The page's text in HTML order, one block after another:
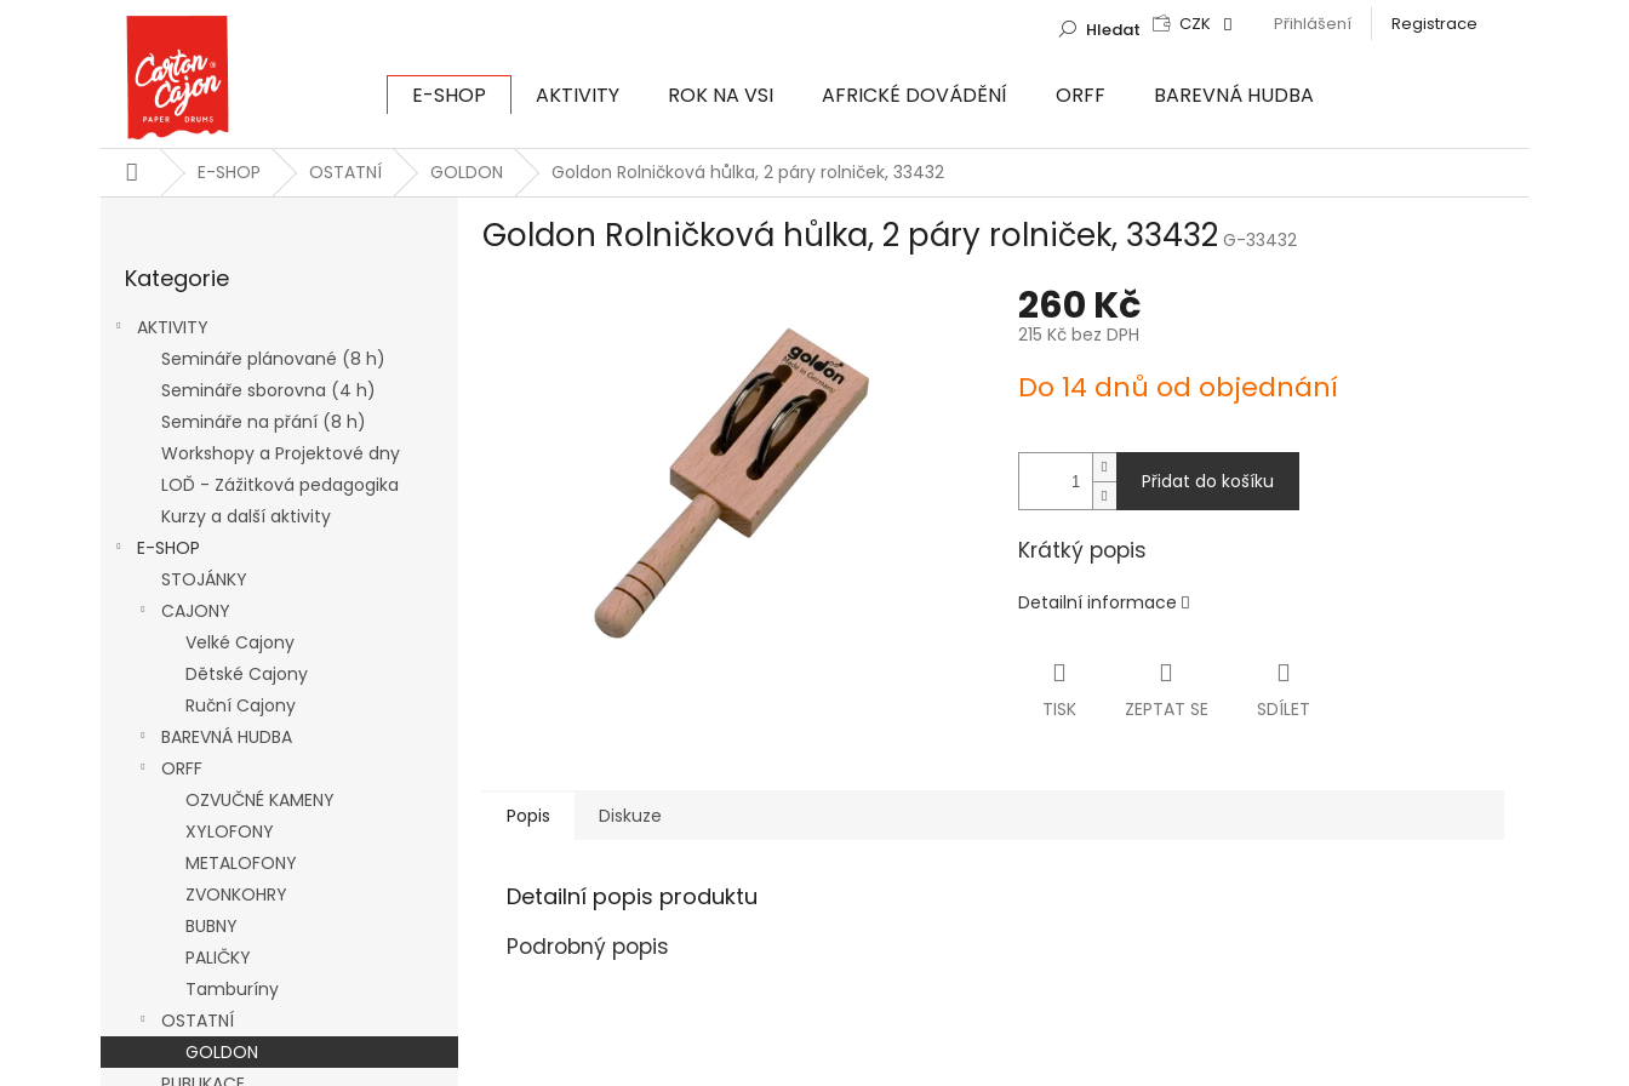
CZK Přihlášení Registrace
Hledat
E-SHOP AKTIVITY ROK NA VSI AFRICKÉ DOVÁDĚNÍ ORFF
BAREVNÁ HUDBA
DomůE-SHOP OSTATNÍ GOLDON Goldon Rolničková hůlka, 2 páry rolniček, 33432
kategorie
Kategorie
AKTIVITY
Semináře plánované (8 h)
Semináře sborovna (4 h)
Semináře na přání (8 h)
Workshopy a Projektové dny
LOĎ - Zážitková pedagogika
Kurzy a další aktivity
E-SHOP
STOJÁNKY
CAJONY
Velké Cajony
Dětské Cajony
Ruční Cajony
BAREVNÁ HUDBA
ORFF
OZVUČNÉ KAMENY
XYLOFONY
METALOFONY
ZVONKOHRY
BUBNY
PALIČKY
Tamburíny
OSTATNÍ
GOLDON
Goldon Rolničková hůlka, 2 páry rolniček, 33432 G-33432
260 Kč
215 Kč bez DPH
cena:
Do 14 dnů od objednání
Přidat do košíku
Krátký popis
Detailní informace
TISK ZEPTAT SE SDÍLET
Popis Diskuze
Detailní popis produktu
Podrobný popis